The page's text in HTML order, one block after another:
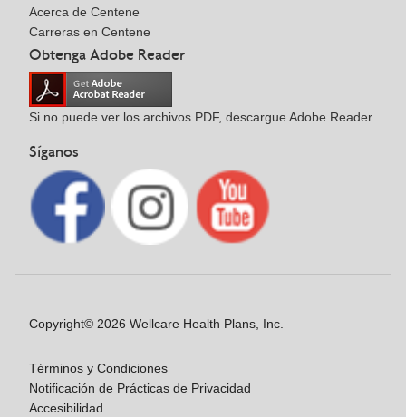
Acerca de Centene
Carreras en Centene
Obtenga Adobe Reader
Si no puede ver los archivos PDF, descargue Adobe Reader.
Síganos
Copyright© 2026 Wellcare Health Plans, Inc.
Términos y Condiciones
Notificación de Prácticas de Privacidad
Accesibilidad